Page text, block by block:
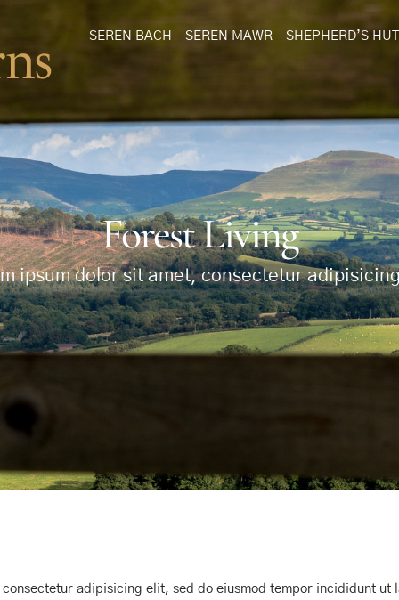
SEREN BACH SEREN MAWR SHEPHERD’S HUT
Forest Living
ipsum dolor sit amet, consectetur
adipisicing elit, sed do eiusmod tempor incididunt ut